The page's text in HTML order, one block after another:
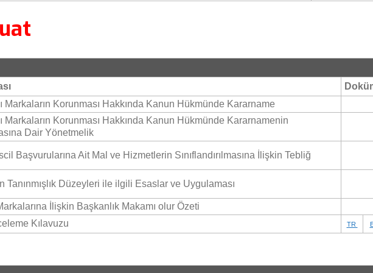
Markaların Korunması Hakkında Kanun Hükmünde Kararname
Markaların Korunması Hakkında Kanun Hükmünde Kararnamenin
Dair Yönetmelik
Başvurularına Ait Mal ve Hizmetlerin Sınıflandırılmasına İlişkin Tebliğ
Tanınmışlık Düzeyleri ile ilgili Esaslar ve Uygulaması
İlişkin Başkanlık Makamı olur Özeti
Kılavuzu TR